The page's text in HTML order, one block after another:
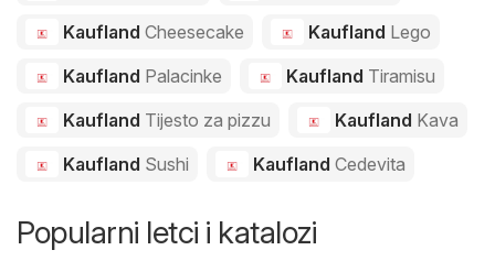
Kaufland Cheesecake Kaufland Lego
Kaufland Palacinke Kaufland Tiramisu
Kaufland Tijesto za pizzu Kaufland Kava
Kaufland Sushi Kaufland Cedevita
Popularni letci i katalozi